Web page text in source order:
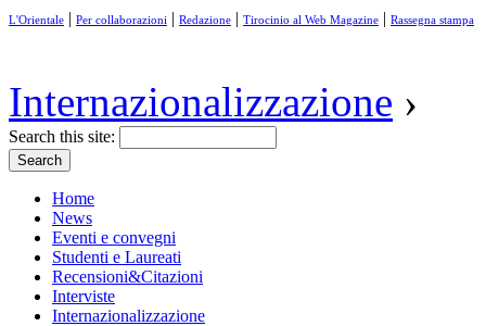
L'Orientale | Per collaborazioni | Redazione | Tirocinio al Web Magazine | Rassegna stampa
Internazionalizzazione ›
Search this site:
Home
News
Eventi e convegni
Studenti e Laureati
Recensioni&Citazioni
Interviste
Internazionalizzazione